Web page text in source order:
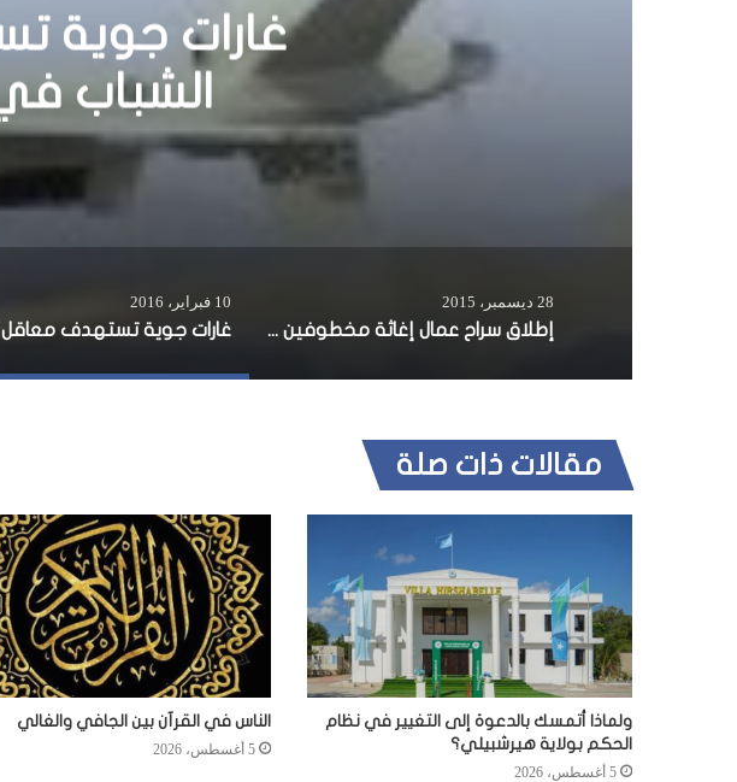
إطلاق سراح
28 ديسمبر، 2015
إطلاق سراح عمال إغاثة مخطوفين في جدو
10 فبراير، 2016
مقالات ذات صلة
ولماذا أتمسك بالدعوة إلى التغيير في نظام
الحكم بولاية هيرشبيلي؟
5 أغسطس، 2026
الناس في القرآن بين الجافي والغالي
5 أغسطس، 2026